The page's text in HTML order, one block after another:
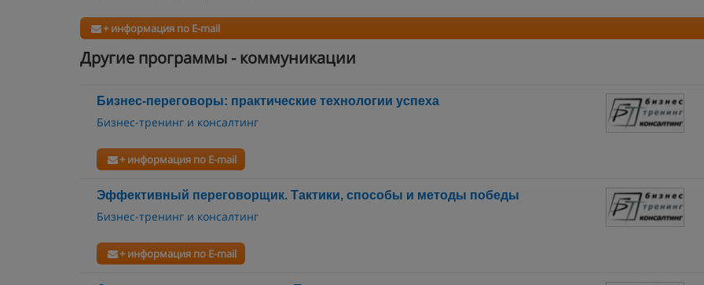
+ информация по E-mail
Другие программы - коммуникации
Бизнес-переговоры: практические технологии успеха
Бизнес-тренинг и консалтинг
+ информация по E-mail
Эффективный переговорщик. Тактики, способы и методы победы
Бизнес-тренинг и консалтинг
+ информация по E-mail